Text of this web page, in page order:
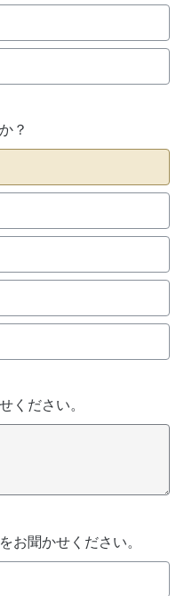
？
ください。
お聞かせください。